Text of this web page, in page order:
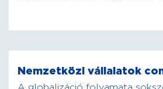
Nemzetközi vállalatok